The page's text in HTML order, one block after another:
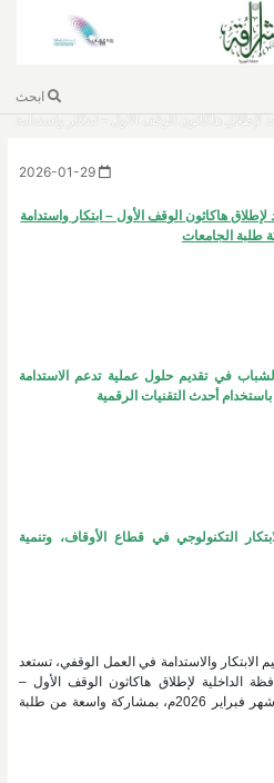
ابحث
لإطلاق هاكاثون الوقف الأول – ابتكار واستدامة
2026-01-29
هاكاثون الوقف الأول – ابتكار واستدامة
طلبة الجامعات
في تقديم حلول عملية تدعم الاستدامة
أحدث التقنيات الرقمية
التكنولوجي في قطاع الأوقاف، وتنمية
والاستدامة في العمل الوقفي، تستعد
الداخلية لإطلاق هاكاثون الوقف الأول –
"ابتكار واستدامة"، وذلك في منتصف شهر فبراير 2026م، بمشاركة واسعة من طلبة